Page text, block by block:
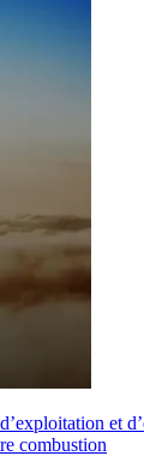
et
combustion